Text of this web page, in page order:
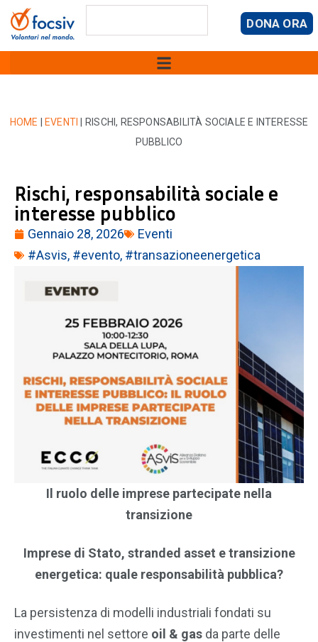
DONA ORA
HOME EVENTI
RISCHI, RESPONSABILITÀ SOCIALE E INTERESSE
PUBBLICO
Rischi, responsabilità sociale e
interesse pubblico
Gennaio 28, 2026
Eventi
#Asvis, #evento, #transazioneenergetica
Il ruolo delle imprese partecipate nella
transizione
Imprese di Stato, stranded asset e transizione
energetica: quale responsabilità pubblica?
La persistenza di modelli industriali fondati su
investimenti nel settore oil & gas da parte delle